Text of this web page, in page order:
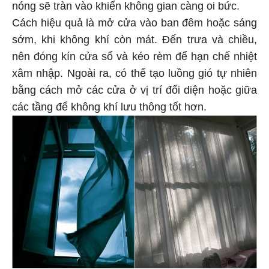
nóng sẽ tràn vào khiến không gian càng oi bức.
Cách hiệu quả là mở cửa vào ban đêm hoặc sáng
sớm, khi không khí còn mát. Đến trưa và chiều,
nên đóng kín cửa sổ và kéo rèm để hạn chế nhiệt
xâm nhập. Ngoài ra, có thể tạo luồng gió tự nhiên
bằng cách mở các cửa ở vị trí đối diện hoặc giữa
các tầng để không khí lưu thông tốt hơn.